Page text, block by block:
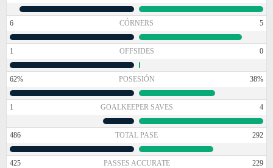
6 CÓRNERS 5
1 OFFSIDES 0
62% POSESIÓN 38%
1 GOALKEEPER SAVES 4
486 TOTAL PASE 292
425 PASSES ACCURATE 229